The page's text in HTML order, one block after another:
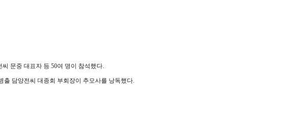
문중 대표자 등 50여 명이 참석했다.
담양전씨 대종회 부회장이 추모사를 낭독했다.